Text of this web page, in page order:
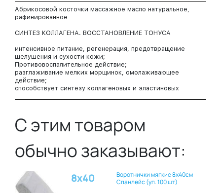
Абрикосовой косточки массажное масло натуральное,
рафинированное
СИНТЕЗ КОЛЛАГЕНА. ВОССТАНОВЛЕНИЕ ТОНУСА
интенсивное питание, регенерация, предотвращение
шелушения и сухости кожи;
Противовоспалительное действие;
разглаживание мелких морщинок, омолаживающее
действие;
способствует синтезу коллагеновых и эластиновых
питает, увлажняет и защищает волосы.
С этим товаром
обычно заказывают:
8х40
Воротнички мягкие 8х40см
Спанлейс (уп. 100 шт)